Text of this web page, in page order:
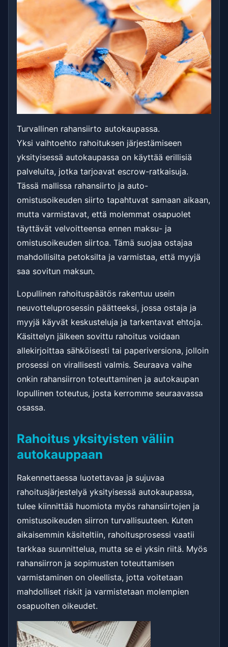
Turvallinen rahansiirto autokaupassa.
Yksi vaihtoehto rahoituksen järjestämiseen
yksityisessä autokaupassa on käyttää erillisiä
palveluita, jotka tarjoavat escrow-ratkaisuja.
Tässä mallissa rahansiirto ja auto-
omistusoikeuden siirto tapahtuvat samaan aikaan,
mutta varmistavat, että molemmat osapuolet
täyttävät velvoitteensa ennen maksu- ja
omistusoikeuden siirtoa. Tämä suojaa ostajaa
mahdollisilta petoksilta ja varmistaa, että myyjä
saa sovitun maksun.
Lopullinen rahoituspäätös rakentuu usein
neuvotteluprosessin päätteeksi, jossa ostaja ja
myyjä käyvät keskusteluja ja tarkentavat ehtoja.
Käsittelyn jälkeen sovittu rahoitus voidaan
allekirjoittaa sähköisesti tai paperiversiona, jolloin
prosessi on virallisesti valmis. Seuraava vaihe
onkin rahansiirron toteuttaminen ja autokaupan
lopullinen toteutus, josta kerromme seuraavassa
osassa.
Rahoitus yksityisten väliin
autokauppaan
Rakennettaessa luotettavaa ja sujuvaa
rahoitusjärjestelyä yksityisessä autokaupassa,
tulee kiinnittää huomiota myös rahansiirtojen ja
omistusoikeuden siirron turvallisuuteen. Kuten
aikaisemmin käsiteltiin, rahoitusprosessi vaatii
tarkkaa suunnittelua, mutta se ei yksin riitä. Myös
rahansiirron ja sopimusten toteuttamisen
varmistaminen on oleellista, jotta voitetaan
mahdolliset riskit ja varmistetaan molempien
osapuolten oikeudet.